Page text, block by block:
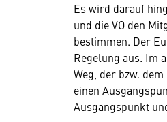
Es wird darauf
und die VO den
bestimmen. Der
Regelung aus. Im
Weg, der bzw.
einen
Ausgangspunkt